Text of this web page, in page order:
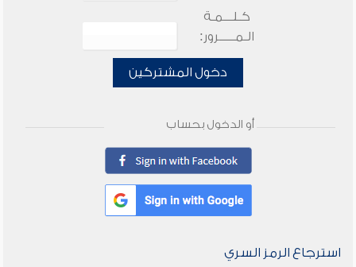
كـلـــمـة
الـمـــــرور:
دخول المشتركين
أو الدخول بحساب
استرجاع الرمز السري